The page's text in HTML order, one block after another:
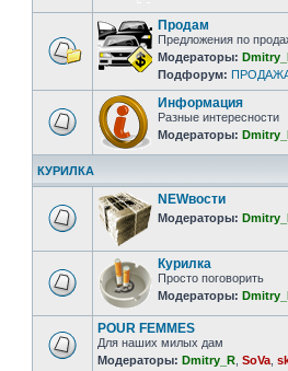
Продам
Предложения по
Модераторы:
Подфорум:
Информация
Разные интересности
Модераторы:
КУРИЛКА
NEWвости
Модераторы:
Курилка
Просто поговорить
Модераторы:
POUR FEMMES
Для наших милых дам
Модераторы: Dmitry_R SoVa